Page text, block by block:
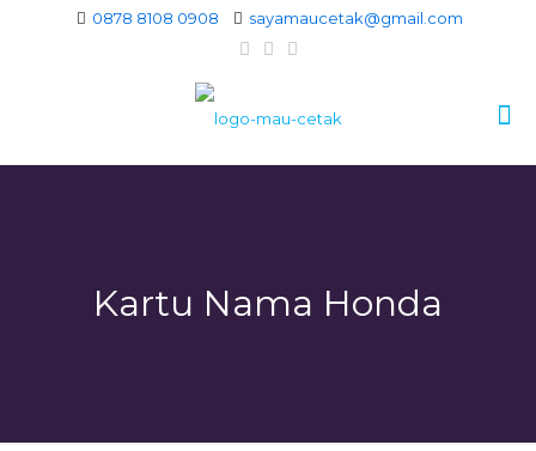
0878 8108 0908 sayamaucetak@gmail.com
Kartu Nama Honda